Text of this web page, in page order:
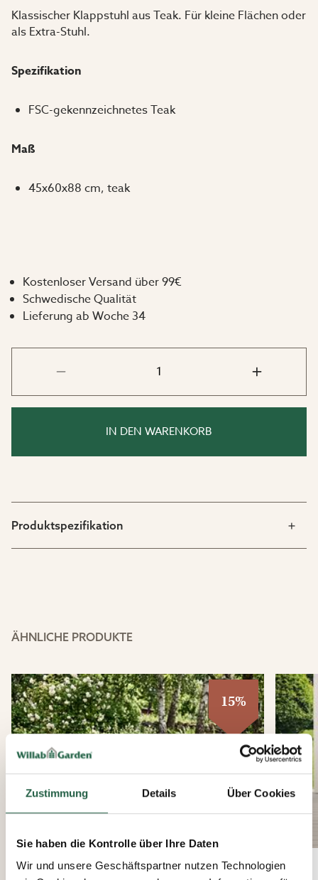
Zustimmung Details Über Cookies
Sie haben die Kontrolle über Ihre Daten
Wir und unsere Geschäftspartner nutzen Technologien
Klassischer Klappstuhl aus Teak. Für kleine Flächen oder
als Extra-Stuhl.
Spezifikation
FSC-gekennzeichnetes Teak
Maß
45x60x88 cm, teak
Kostenloser Versand über 99€
Schwedische Qualität
Lieferung ab Woche 34
IN DEN WARENKORB
Produktspezifikation
ÄHNLICHE PRODUKTE
15%